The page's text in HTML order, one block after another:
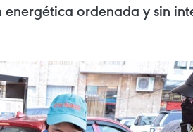
ordenada y sin